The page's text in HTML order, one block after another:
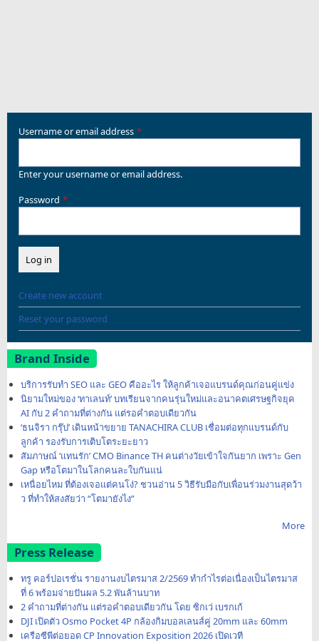
Username or email address
Enter your username or email address.
Password
Create new account
Reset your password
Brand Inside
บริการรับทำ SEO และ GEO คืออะไร ให้ลูกค้าเจอแบรนด์คุณก่อนคู่แข่ง
นิยามใหม่ของ ‘ทาเลนท์’ บทเรียนจากคนรุ่นใหม่และอนาคตเศรษฐกิจยุค
AI กับ 2 คำถามที่ต่างกัน แต่รอคำตอบเดียวกัน
‘ธนจิรา กรุ๊ป’ เดินหน้าขยาย TANACHIRA CLUB เชื่อมต่อทุกแบรนด์กับ
ลูกค้า รองรับการเติบโตระยะยาว
สัมภาษณ์ ‘แทนรัก’ CMO Binance TH คนต่างวัยเข้าใจกันยาก เพราะ Gen
Gap หรือโตมาในโลกคนละใบกันแน่
เหนื่อยไหม ที่ต้องเจอแต่คนโง่? ชวนอ่าน 5 วิธีรับมือกับเพื่อนร่วมงานสุดว้า
ว ที่ทำให้สงสัยว่า “โตมายังไง”
More
Press Release
ทรู คอร์ปอเรชั่น รายงานงบไตรมาส 2/2569 ทำกำไรต่อเนื่องเป็นไตรมาส
ที่ 6 พร้อมจ่ายปันผล 5.2 พันล้านบาท
2 คำถามที่ต่างกัน แต่รอคำตอบเดียวกัน โดย ซิกเว่ เบรกเก้
DJI เปิดตัว Osmo Pocket 4P กล้องกิมบอลเลนส์คู่ 20mm และ 60mm
เครือซีพีต่อยอด CP Innovation Exposition 2026 เปิดเวที